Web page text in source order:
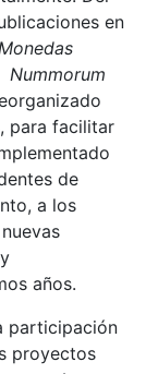
en
Nummorum
para facilitar
de
a los
años.
participación
proyectos